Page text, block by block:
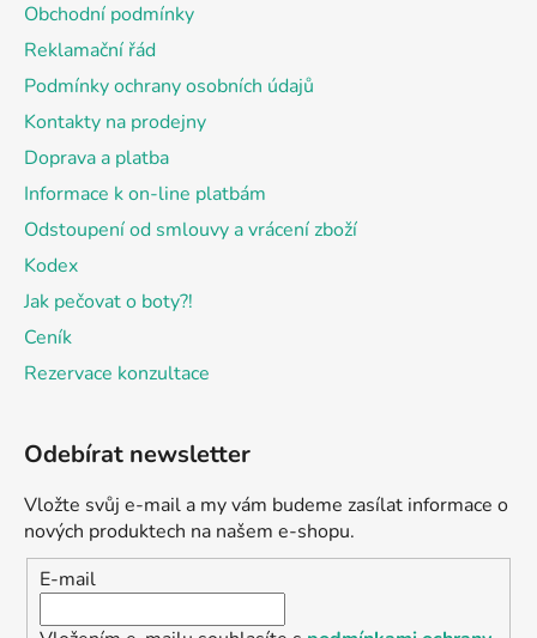
Obchodní podmínky
Reklamační řád
Podmínky ochrany osobních údajů
Kontakty na prodejny
Doprava a platba
Informace k on-line platbám
Odstoupení od smlouvy a vrácení zboží
Kodex
Jak pečovat o boty?!
Ceník
Rezervace konzultace
Odebírat newsletter
Vložte svůj e-mail a my vám budeme zasílat informace o
nových produktech na našem e-shopu.
E-mail